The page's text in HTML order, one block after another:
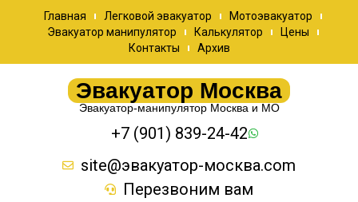
Главная Легковой эвакуатор
Мотоэвакуатор
Эвакуатор манипулятор
Калькулятор
Цены
Контакты
Архив
Эвакуатор Москва
Эвакуатор-манипулятор Москва и МО
+7 (901) 839-24-42
site@эвакуатор-москва.com
Перезвоним вам